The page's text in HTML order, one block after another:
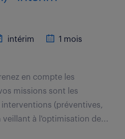
intérim
1 mois
en compte les
missions sont les
interventions (préventives,
veillant à l'optimisation de...